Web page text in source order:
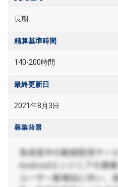
長期
精算基準時間
140-200時間
最終更新日
2021年8月3日